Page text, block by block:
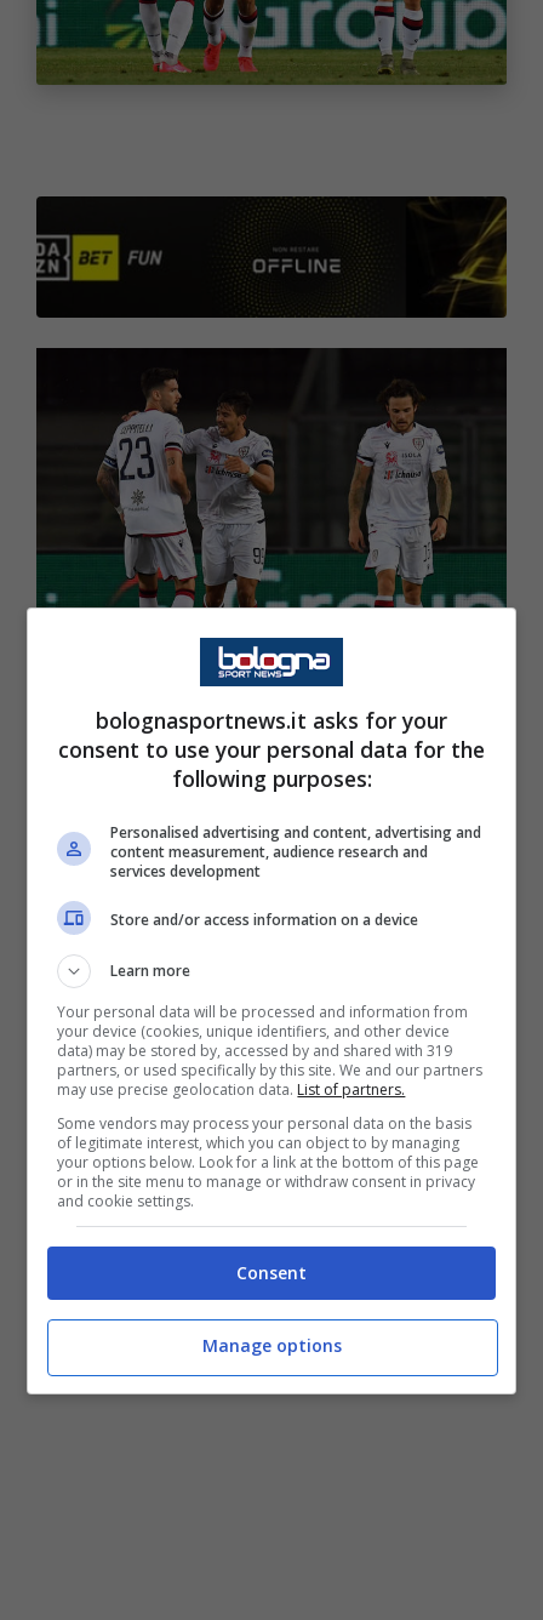
Bologna oltre aEder , continua a monitorare
il mercato degli attaccanti. Il club rossoblù,
secondo il
Corriere dello Sport
, l'idea
continua ad essere AndreaFavillima nelle
ultime ore é avanzata l'ipotesi che fra i
papabili potrebbe rientrare
GiovanniSimeone
Cagliari Tommaso Giulini, visto lo stato di
forma del Cholito potrebbe chiedere una cifra
superiore ai 15 milioni di euro, budget forse
un po’ troppo alto per il club felsineo. Favilli
ha invece un prezzo più abbordabile: le
richieste di Enrico Preziosi si aggiornato
attorno ai 9-10 milioni.
bolognasportnews.it asks for your
consent to use your personal data for the
following purposes:
Personalised advertising and content, advertising and
content measurement, audience research and
services development
Store and/or access information on a device
Learn more
Your personal data will be processed and information from
your device (cookies, unique identifiers, and other device
data) may be stored by, accessed by and shared with 319
partners, or used specifically by this site. We and our partners
may use precise geolocation data. List of partners.
Some vendors may process your personal data on the basis
of legitimate interest, which you can object to by managing
your options below. Look for a link at the bottom of this page
or in the site menu to manage or withdraw consent in privacy
and cookie settings.
Consent
Manage options